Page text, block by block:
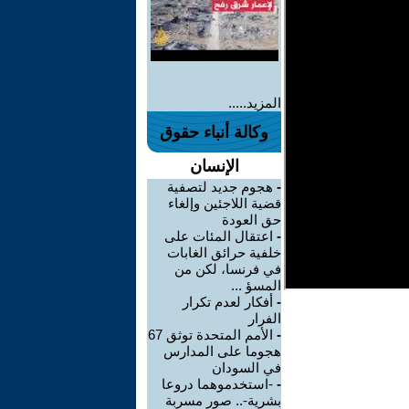
المزيد.....
وكالة أنباء حقوق
الإنسان
- هجوم جديد لتصفية
قضية اللاجئين وإلغاء
حق العودة
- اعتقال المئات على
خلفية حرائق الغابات
في فرنسا، لكن من
المسؤ ...
- أفكار لعدم تكرار
الفرار
-
الأمم المتحدة توثق 67
هجوما على المدارس
في السودان
- -استخدموهما دروعا
بشرية-.. صور مسربة